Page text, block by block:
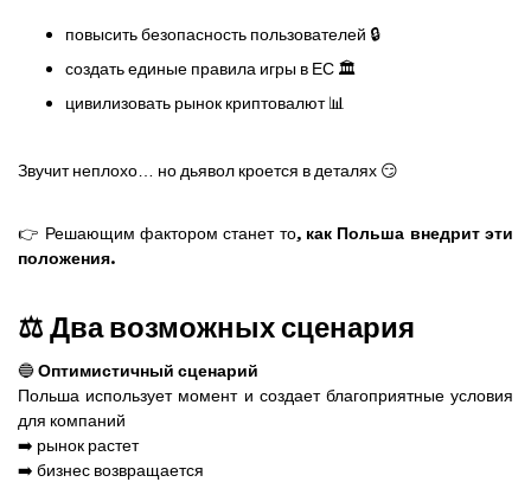
повысить безопасность пользователей 🔒
создать единые правила игры в ЕС 🏛️
цивилизовать рынок криптовалют 📊
Звучит неплохо… но дьявол кроется в деталях 😏
👉 Решающим фактором станет то, как Польша внедрит эти
положения.
⚖️ Два возможных сценария
🔵Оптимистичный сценарий
Польша использует момент и создает благоприятные условия
для компаний
➡️ рынок растет
➡️ бизнес возвращается